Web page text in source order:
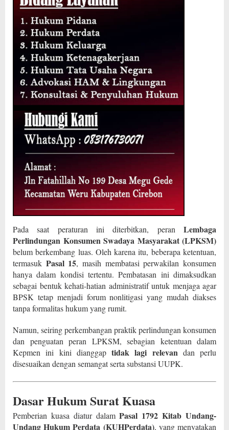
Pada saat peraturan ini diterbitkan, peran Lembaga
Perlindungan Konsumen Swadaya Masyarakat (LPKSM)
belum berkembang luas. Oleh karena itu, beberapa ketentuan,
termasuk Pasal 15, masih membatasi perwakilan konsumen
hanya dalam kondisi tertentu. Pembatasan ini dimaksudkan
sebagai bentuk kehati-hatian administratif untuk menjaga agar
BPSK tetap menjadi forum nonlitigasi yang mudah diakses
tanpa formalitas hukum yang rumit.
Namun, seiring perkembangan praktik perlindungan konsumen
dan penguatan peran LPKSM, sebagian ketentuan dalam
Kepmen ini kini dianggap tidak lagi relevandan perlu
disesuaikan dengan semangat serta substansi UUPK.
Dasar Hukum Surat Kuasa
Pemberian kuasa diatur dalamPasal 1792 Kitab Undang-
Undang Hukum Perdata (KUHPerdata), yang menyatakan